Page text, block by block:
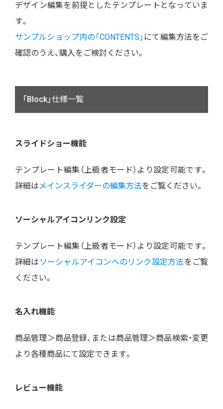
デザイン編集を前提としたテンプレートとなっていま
す。
サンプルショップ内の「CONTENTS」 にて編集方法をご
確認のうえ、購入をご検討ください。
「Block」仕様一覧
スライドショー機能
テンプレート編集（上級者モード）より設定可能です。
詳細はメインスライダーの編集方法をご覧ください。
ソーシャルアイコンリンク設定
テンプレート編集（上級者モード）より設定可能です。
詳細は ソーシャルアイコンへのリンク設定方法をご覧
ください。
名入れ機能
商品管理＞商品登録、または商品管理＞商品検索・変更
より各種商品にて設定できます。
レビュー機能